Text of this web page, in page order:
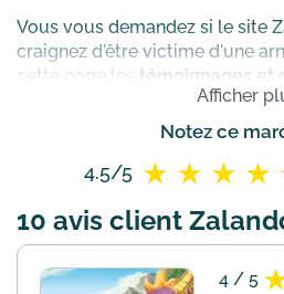
Vous vous demandez si le site
craignez d'être victime d'une
cette page les témoignages et
pour vérifier sa
avant de passer commande.
Afficher
Notez ce
4.5/5
10 avis client
4 / 5